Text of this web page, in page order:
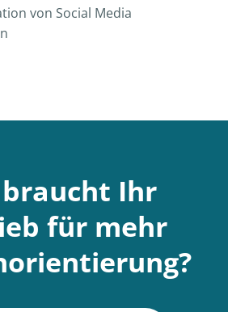
von Social Media
Ihr
für mehr